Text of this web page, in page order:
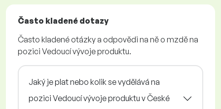
Často kladené dotazy
Často kladené otázky a odpovědi na ně o mzdě na
pozici Vedoucí vývoje produktu.
Jaký je plat nebo kolik se vydělává na
pozici Vedoucí vývoje produktu v České